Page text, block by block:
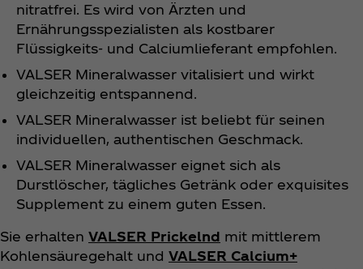
nitratfrei. Es wird von Ärzten und
Ernährungsspezialisten als kostbarer
Flüssigkeits- und Calciumlieferant empfohlen.
VALSER Mineralwasser vitalisiert und wirkt
gleichzeitig entspannend.
VALSER Mineralwasser ist beliebt für seinen
individuellen, authentischen Geschmack.
VALSER Mineralwasser eignet sich als
Durstlöscher, tägliches Getränk oder exquisites
Supplement zu einem guten Essen.
Sie erhalten VALSER Prickelnd mit mittlerem
Kohlensäuregehalt und VALSER Calcium+